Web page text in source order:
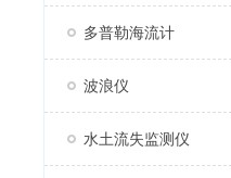
多普勒海流计
波浪仪
水土流失监测仪